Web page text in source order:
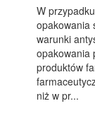
W
opakowania
warunki
opakowania
produktów
niż w pr...